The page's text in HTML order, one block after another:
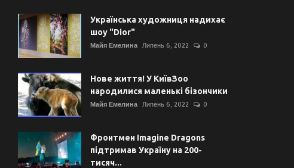
Українська художниця надихає
шоу "Dior"
Майя Емелина Липень 6, 2022 0
Нове життя! У КиївЗоо
народилися маленькі бізончики
Майя Емелина Липень 6, 2022 0
Фронтмен Imagine Dragons
підтримав Україну на 200-
тисяч...